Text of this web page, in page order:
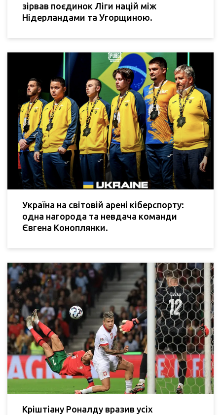
зірвав поєдинок Ліги націй між
Нідерландами та Угорщиною.
Україна на світовій арені кіберспорту:
одна нагорода та невдача команди
Євгена Коноплянки.
Кріштіану Роналду вразив усіх